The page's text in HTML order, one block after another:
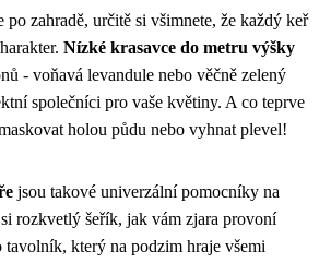
po zahradě, určitě si všimnete, že každý keř
Nízké krasavce do metru výšky
- voňavá levandule nebo věčně zelený
společníci pro vaše květiny. A co teprve
holou půdu nebo vyhnat plevel!
jsou takové univerzální pomocníky na
si rozkvetlý šeřík, jak vám zjara provoní
tavolník, který na podzim hraje všemi